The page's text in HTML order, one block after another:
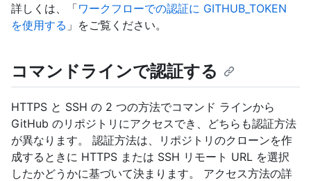
詳しくは、「ワークフローでの認証に GITHUB_TOKEN
を使用する 」をご覧ください。
コマンドラインで認証する
HTTPS と SSH の 2 つの方法でコマンド ラインから
GitHub のリポジトリにアクセスでき、どちらも認証方法
が異なります。 認証方法は、リポジトリのクローンを作
成するときに HTTPS または SSH リモート URL を選択
したかどうかに基づいて決まります。 アクセス方法の詳